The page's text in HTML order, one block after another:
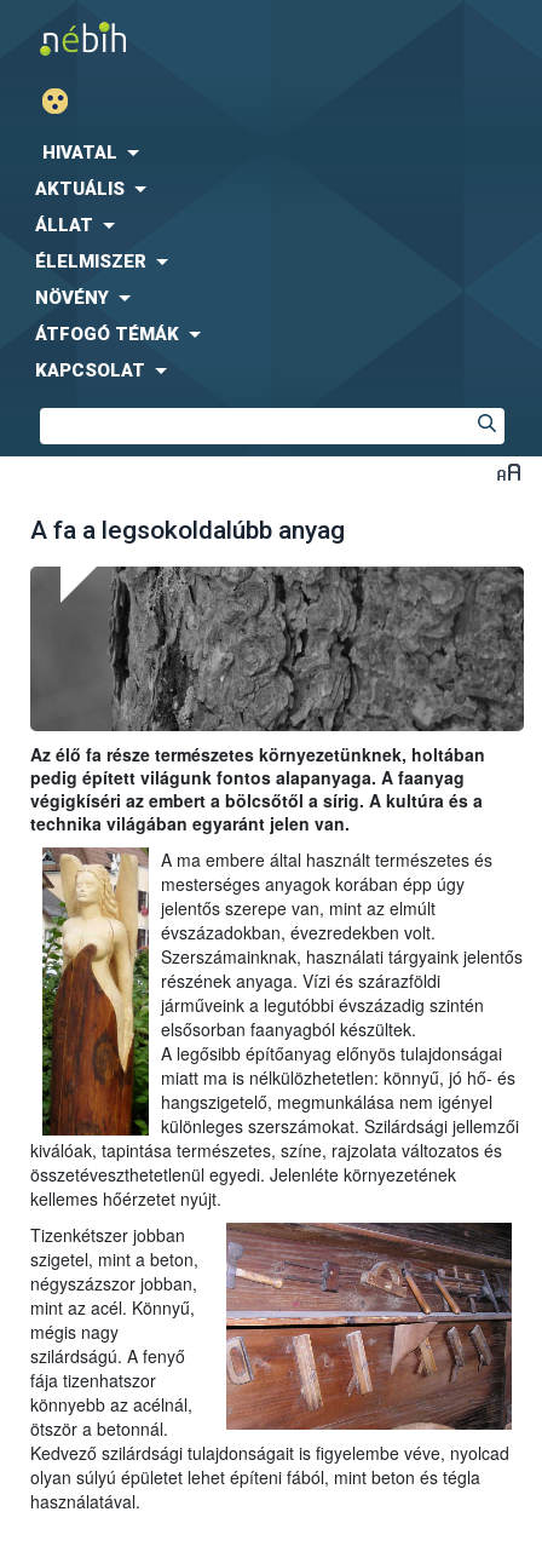
HIVATAL
AKTUÁLIS
ÁLLAT
ÉLELMISZER
NÖVÉNY
ÁTFOGÓ TÉMÁK
KAPCSOLAT
A fa a legsokoldalúbb anyag
Az élő fa része természetes környezetünknek, holtában
pedig épített világunk fontos alapanyaga. A faanyag
végigkíséri az embert a bölcsőtől a sírig. A kultúra és a
technika világában egyaránt jelen van.
A ma embere által használt természetes és
mesterséges anyagok korában épp úgy
jelentős szerepe van, mint az elmúlt
évszázadokban, évezredekben volt.
Szerszámainknak, használati tárgyaink jelentős
részének anyaga. Vízi és szárazföldi
járműveink a legutóbbi évszázadig szintén
elsősorban faanyagból készültek.
A legősibb építőanyag előnyös tulajdonságai
miatt ma is nélkülözhetetlen: könnyű, jó hő- és
hangszigetelő, megmunkálása nem igényel
különleges szerszámokat. Szilárdsági jellemzői
kiválóak, tapintása természetes, színe, rajzolata változatos és
összetéveszthetetlenül egyedi. Jelenléte környezetének
kellemes hőérzetet nyújt.
Tizenkétszer jobban
szigetel, mint a beton,
négyszázszor jobban,
mint az acél. Könnyű,
mégis nagy
szilárdságú. A fenyő
fája tizenhatszor
könnyebb az acélnál,
ötször a betonnál.
Kedvező szilárdsági tulajdonságait is figyelembe véve, nyolcad
olyan súlyú épületet lehet építeni fából, mint beton és tégla
használatával.